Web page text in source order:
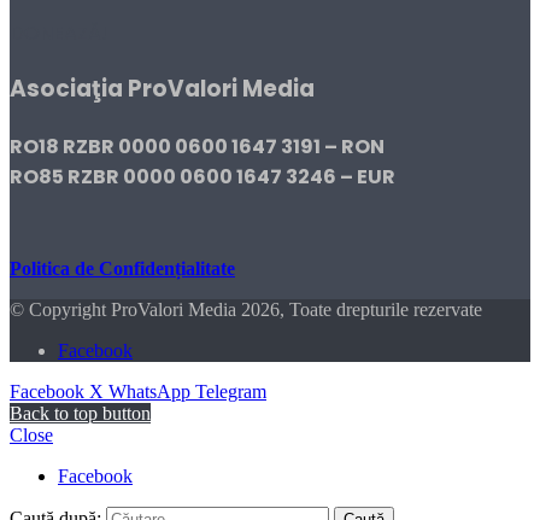
Asociaţia ProValori Media
RO18 RZBR 0000 0600 1647 3191 – RON
RO85 RZBR 0000 0600 1647 3246 – EUR
Politica de Confidențialitate
© Copyright ProValori Media 2026, Toate drepturile rezervate
Facebook
Facebook X WhatsApp Telegram
Back to top button
Close
Facebook